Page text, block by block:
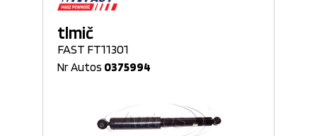
tlmič
FAST FT11301
Nr Autos 0375994